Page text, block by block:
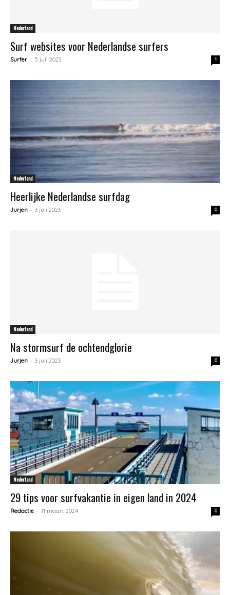
Nederland
Surf websites voor Nederlandse surfers
Surfer - 5 juli 2023 1
Nederland
Heerlijke Nederlandse surfdag
Jurjen - 3 juli 2023 0
Nederland
Na stormsurf de ochtendglorie
Jurjen - 3 juli 2023 0
Nederland
29 tips voor surfvakantie in eigen land in 2024
Redactie - 11 maart 2024 0